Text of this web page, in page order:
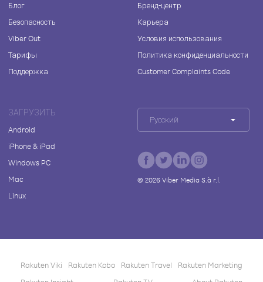
Блог
Безопасность
Viber Out
Тарифы
Поддержка
Бренд-центр
Карьера
Условия использования
Политика конфиденциальности
Customer Complaints Code
ЗАГРУЗИТЬ
Android
iPhone & iPad
Windows PC
Mac
Linux
Русский
© 2026Viber Media S.à r.l.
Rakuten Viki Rakuten Kobo Rakuten Travel
Rakuten Marketing